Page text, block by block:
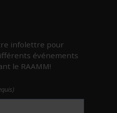
infolettre pour
événements
le RAAMM!